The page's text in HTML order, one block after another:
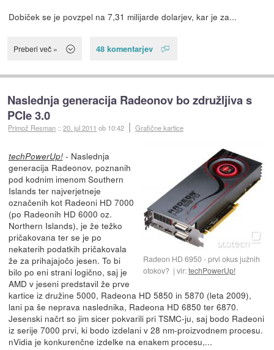
Dobiček se je povzpel na 7,31 milijarde dolarjev, kar je za...
Preberi več » 48 komentarjev
Naslednja generacija Radeonov bo združljiva s
PCIe 3.0
Primož Resman ::20. jul 2011 ob 10:42 Grafične kartice
Radeon HD 6950 - prvi okus južnih
otokov?
vir:techPowerUp!
techPowerUp!- Naslednja
generacija Radeonov, poznanih
pod kodnim imenom Southern
Islands ter najverjetneje
označenih kot Radeoni HD 7000
(po Radeonih HD 6000 oz.
Northern Islands), je že težko
pričakovana ter se je po
nekaterih podatkih pričakovala
že za prihajajočo jesen. To bi
bilo po eni strani logično, saj je
AMD v jeseni predstavil že prve
kartice iz družine 5000, Radeona HD 5850 in 5870 (leta 2009),
lani pa še neprava naslednika, Radeona HD 6850 ter 6870.
Jesenski načrt so jim sicer pokvarili pri TSMC-ju, saj bodo Radeoni
iz serije 7000 prvi, ki bodo izdelani v 28 nm-proizvodnem procesu.
nVidia je konkurenčne izdelke na enakem procesu,...